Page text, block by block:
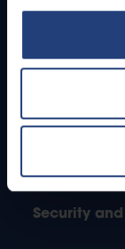
Students
PhD
Security